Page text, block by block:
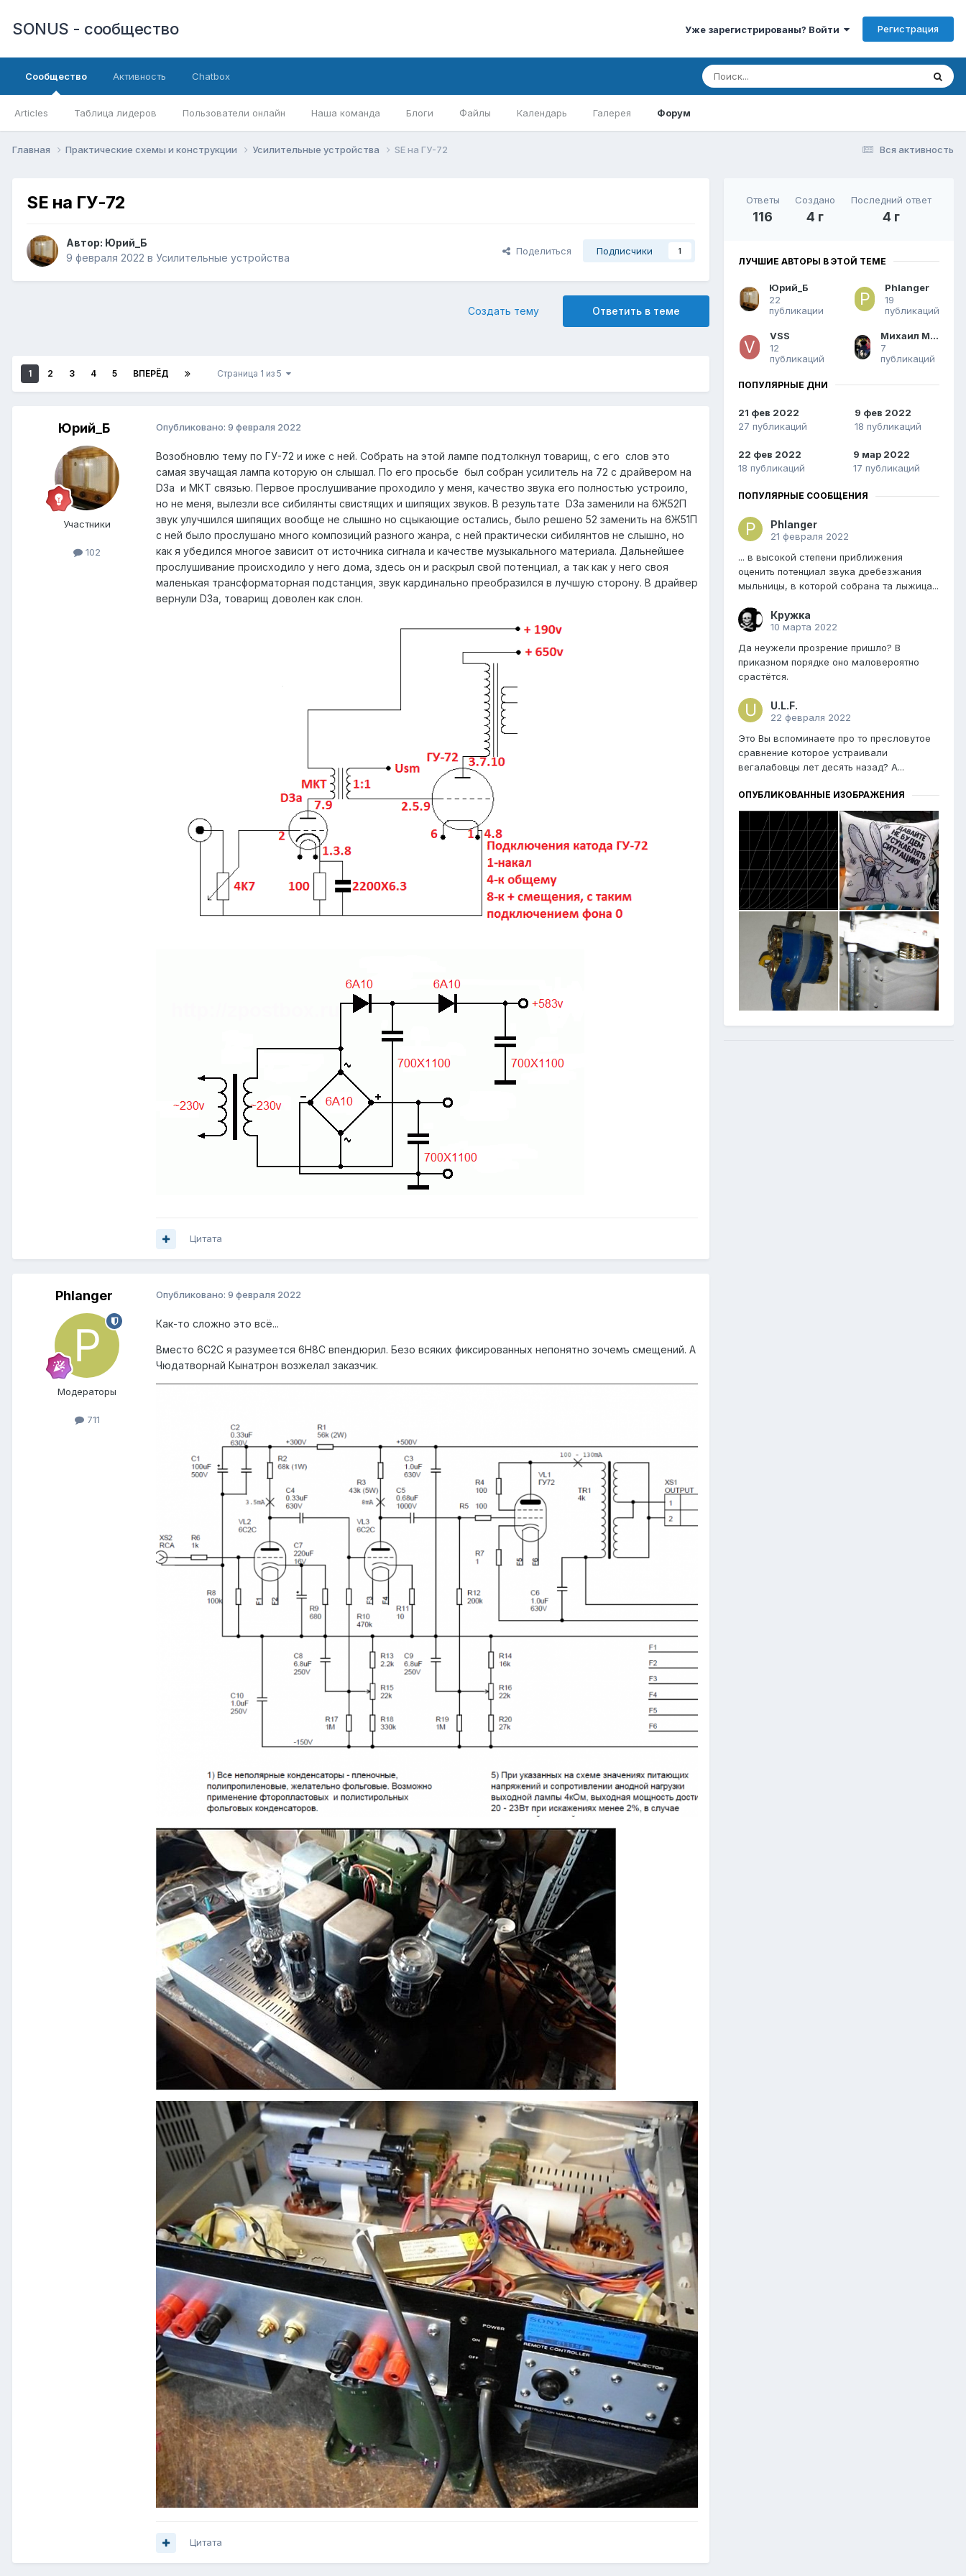
SONUS - сообщество Уже зарегистрированы? Войти Регистрация
Сообщество
Articles Таблица лидеров Пользователи онлайн Наша команда Блоги Файлы Календарь Галерея Форум
Активность Chatbox
Вся активность
Главная Практические схемы и конструкции Усилительные устройства SE на ГУ-72
SE на ГУ-72
Автор: Юрий_Б
9 февраля 2022 в Усилительные устройства
Поделиться Подписчики 1
Ответить в теме
Создать тему
1 2 3 4 5 ВПЕРЁД Страница 1 из 5
Юрий_Б
Участники
102
Опубликовано: 9 февраля 2022
Возобновлю тему по ГУ-72 и иже с ней. Собрать на этой лампе подтолкнул товарищ, с его слов это
самая звучащая лампа которую он слышал. По его просьбе был собран усилитель на 72 с драйвером на
D3a и МКТ связью. Первое прослушивание проходило у меня, качество звука его полностью устроило,
но не меня, вылезли все сибилянты свистящих и шипящих звуков. В результате D3a заменили на 6Ж52П
звук улучшился шипящих вообще не слышно но сцыкающие остались, было решено 52 заменить на 6Ж51П
с ней было прослушано много композиций разного жанра, с ней практически сибилянтов не слышно, но
как я убедился многое зависит от источника сигнала и качестве музыкального материала. Дальнейшее
прослушивание происходило у него дома, здесь он и раскрыл свой потенциал, а так как у него своя
маленькая трансформаторная подстанция, звук кардинально преобразился в лучшую сторону. В драйвер
вернули D3a, товарищ доволен как слон.
Цитата
Phlanger
Модераторы
711
Опубликовано: 9 февраля 2022
Как-то сложно это всё...
Вместо 6С2С я разумеется 6Н8С впендюрил. Безо всяких фиксированных непонятно зочемъ смещений. А
Чюдатворнай Кынатрон возжелал заказчик.
Цитата
Ответы
116
Создано
4 г
Последний ответ
4 г
ЛУЧШИЕ АВТОРЫ В ЭТОЙ ТЕМЕ
Юрий_Б
22
публикации
Phlanger
19
публикаций
VSS
12
публикаций
Михаил Михаилов
7
публикаций
ПОПУЛЯРНЫЕ ДНИ
21 фев 2022
27 публикаций
9 фев 2022
18 публикаций
22 фев 2022
18 публикаций
9 мар 2022
17 публикаций
ПОПУЛЯРНЫЕ СООБЩЕНИЯ
Phlanger
21 февраля 2022
... в высокой степени приближения
оценить потенциал звука дребезжания
мыльницы, в которой собрана та лыжица...
Кружка
10 марта 2022
Да неужели прозрение пришло? В
приказном порядке оно маловероятно
срастётся.
U.L.F.
22 февраля 2022
Это Вы вспоминаете про то пресловутое
сравнение которое устраивали
вегалабовцы лет десять назад? А...
ОПУБЛИКОВАННЫЕ ИЗОБРАЖЕНИЯ